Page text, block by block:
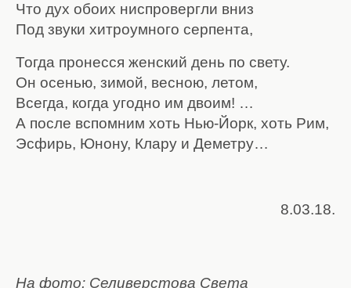
Что дух обоих ниспровергли вниз
Под звуки хитроумного серпента,
Тогда пронесся женский день по свету.
Он осенью, зимой, весною, летом,
Всегда, когда угодно им двоим! …
А после вспомним хоть Нью-Йорк, хоть Рим,
Эсфирь, Юнону, Клару и Деметру…
8.03.18.
На фото: Селиверстова Света